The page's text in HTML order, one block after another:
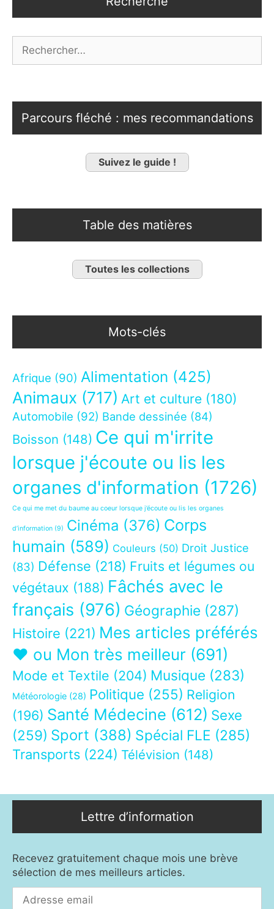
Parcours fléché : mes recommandations
Suivez le guide !
Table des matières
Toutes les collections
Mots-clés
Afrique (90) Alimentation (425)
Animaux (717) Art et culture (180)
Automobile (92) Bande dessinée (84)
Boisson (148) Ce qui m'irrite
lorsque j'écoute ou lis les
organes d'information (1726)
Ce qui me met du baume au coeur lorsque j’écoute ou lis les organes
d’information (9) Cinéma (376) Corps
humain (589) Couleurs (50) Droit Justice
(83) Défense (218) Fruits et légumes ou
végétaux (188) Fâchés avec le
français (976) Géographie (287)
Histoire (221) Mes articles préférés
❤ ou Mon très meilleur (691)
Mode et Textile (204) Musique (283)
Météorologie (28) Politique (255) Religion
(196) Santé Médecine (612) Sexe
(259) Sport (388) Spécial FLE (285)
Transports (224) Télévision (148)
Lettre d’information
Recevez gratuitement chaque mois une brève
sélection de mes meilleurs articles.